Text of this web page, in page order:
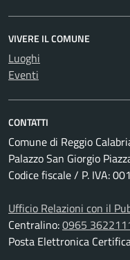
VIVERE IL COMUNE
Luoghi
Eventi
CONTATTI
Comune di Reggio
Palazzo San Giorgio
Codice fiscale / P. IVA:
Ufficio Relazioni con il
Centralino:0965
Posta Elettronica